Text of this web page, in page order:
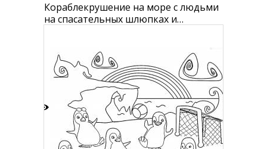
Кораблекрушение на море с людьми
на спасательных шлюпках и